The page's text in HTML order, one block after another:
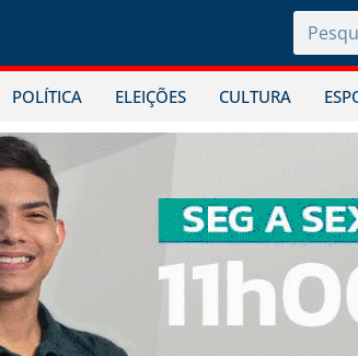
POLÍTICA ELEIÇÕES CULTURA